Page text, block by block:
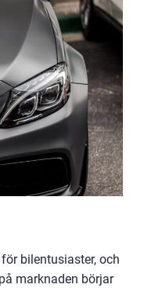
bilentusiaster, och
marknaden börjar